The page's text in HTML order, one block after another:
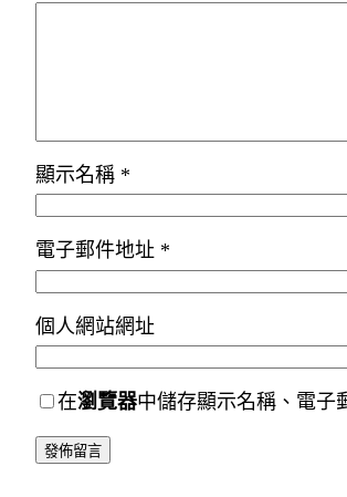
顯示名稱 *
電子郵件地址 *
個人網站網址
在瀏覽器中儲存顯示名稱、電子